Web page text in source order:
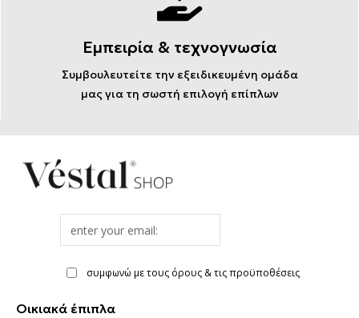
Εμπειρία & τεχνογνωσία
Συμβουλευτείτε την εξειδικευμένη ομάδα
μας για τη σωστή επιλογή επίπλων
address
συμφωνώ με τους όρους & τις προϋποθέσεις
Οικιακά έπιπλα